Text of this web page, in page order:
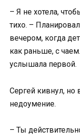
– Я не хотела,
тихо. –
вечером, когда
как раньше, с
услышала первой.
Сергей кивнул, но
недоумение.
– Ты